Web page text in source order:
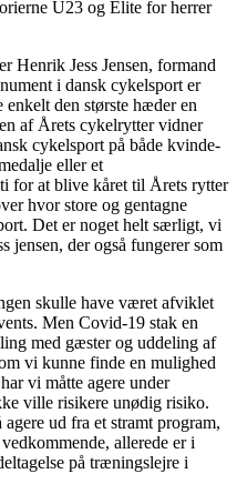
U23 og Elite for herrer
Henrik Jess Jensen, formand
i dansk cykelsport er
den største hæder en
af Årets cykelrytter vidner
cykelsport på både kvinde-
eller et
for at blive kåret til Årets rytter
hvor store og gentagne
Det er noget helt særligt, vi
jensen, der også fungerer som
skulle have været afviklet
Men Covid-19 stak en
med gæster og uddeling af
vi kunne finde en mulighed
vi måtte agere under
ville risikere unødig risiko.
ud fra et stramt program,
allerede er i
på træningslejre i